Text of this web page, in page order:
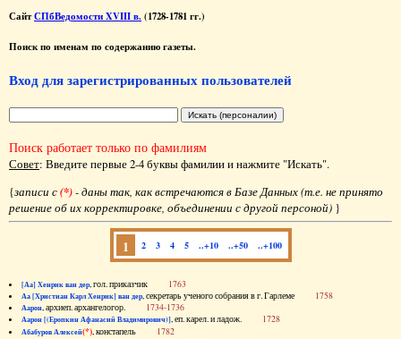
СайтСПбВедомости XVIII в. (1728-1781 гг.)
Поиск по именам по содержанию газеты.
Вход для зарегистрированных пользователей
Поиск работает только по фамилиям
Совет: Введите первые 2-4 буквы фамилии и нажмите "Искать".
{записи с(*)- даны так, как встречаются в Базе Данных (т.е. не принято
решение об их корректировке, объединении с другой персоной) }
1 2 3 4 5 ..+10 ..+50 ..+100
[Аа] Хенрик ван дер, гол. приказчик 1763
Аа [Христиан Карл Хенрик] ван дер, секретарь ученого собрания в г. Гарлеме 1758
Аарон, архиеп. архангелогор. 1734-1736
Аарон [(Еропкин Афанасий Владимирович)], еп. карел. и ладож. 1728
Абабуров Алексей(*), констапель 1782